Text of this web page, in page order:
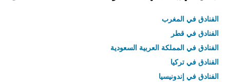
الفنادق في المغرب
الفنادق في قطر
الفنادق في المملكة العربية السعودية
الفنادق في تركيا
الفنادق في إندونيسيا